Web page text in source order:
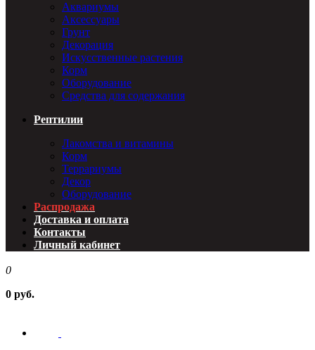
Аквариумы
Аксессуары
Грунт
Декорация
Искусственные растения
Корм
Оборудование
Средства для содержания
Рептилии
Лакомства и витамины
Корм
Террариумы
Декор
Оборудование
Распродажа
Доставка и оплата
Контакты
Личный кабинет
0
0 руб.